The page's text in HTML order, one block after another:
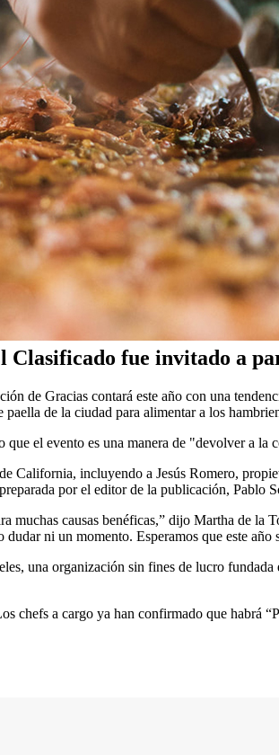
Clasificado fue invitado a
de Gracias contará este año con una
de la ciudad para alimentar a los
el evento es una manera de "devolver a
California, incluyendo a Jesús Romero,
por el editor de la publicación, Pablo
muchas causas benéficas,” dijo Martha de la
ni un momento. Esperamos que este año
una organización sin fines de lucro
chefs a cargo ya han confirmado que habrá